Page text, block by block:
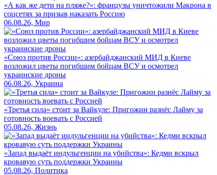
«А как же дети на пляже?»: французы уничтожили Макрона в
соцсетях за призыв наказать Россию
06.08.26, Мир
«Союз против России»: азербайджанский МИД в Киеве
возложил цветы погибшим бойцам ВСУ и осмотрел
украинские дроны
06.08.26, Украина
«Третья сила» стоит за Вайкуле: Пригожин разнёс Лайму за
готовность воевать с Россией
05.08.26, Жизнь
«Запад выдаёт индульгенции на убийства»: Кедми вскрыл
кровавую суть поддержки Украины
05.08.26, Политика